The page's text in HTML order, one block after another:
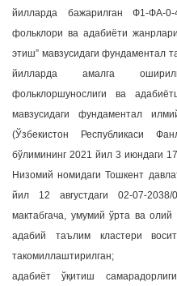
йилларда бажарилган Ф1-ФА-
фольклори ва адабиёти
этиш” мавзусидаги фундаментал
йилларда амалга
фольклоршунослиги ва
мавзусидаги фундаментал
(Ўзбекистон Республикаси
бўлимининг 2021 йил 3 июндаги
Низомий номидаги Тошкент
йил 12 августдаги 02-07-
мактабгача, умумий ўрта ва
адабий таълим кластери
такомиллаштирилган;
адабиёт ўқитиш